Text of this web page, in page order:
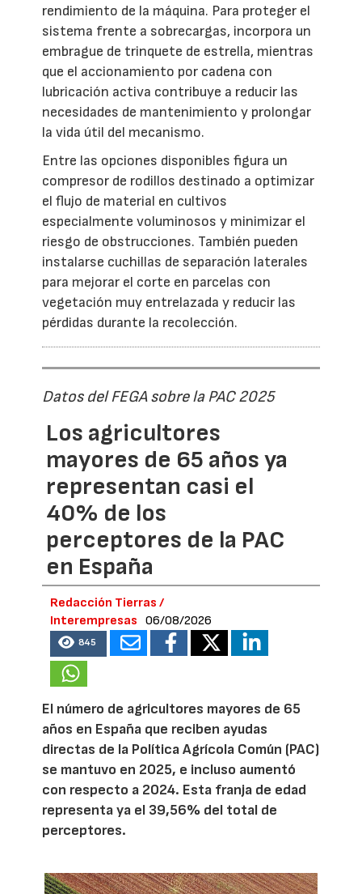
rendimiento de la máquina. Para proteger el
sistema frente a sobrecargas, incorpora un
embrague de trinquete de estrella, mientras
que el accionamiento por cadena con
lubricación activa contribuye a reducir las
necesidades de mantenimiento y prolongar
la vida útil del mecanismo.
Entre las opciones disponibles figura un
compresor de rodillos destinado a optimizar
el flujo de material en cultivos
especialmente voluminosos y minimizar el
riesgo de obstrucciones. También pueden
instalarse cuchillas de separación laterales
para mejorar el corte en parcelas con
vegetación muy entrelazada y reducir las
pérdidas durante la recolección.
Datos del FEGA sobre la PAC 2025
Los agricultores
mayores de 65 años ya
representan casi el
40% de los
perceptores de la PAC
en España
Redacción Tierras /
Interempresas
06/08/2026
845
El número de agricultores mayores de 65
años en España que reciben ayudas
directas de la Política Agrícola Común (PAC)
se mantuvo en 2025, e incluso aumentó
con respecto a 2024. Esta franja de edad
representa ya el 39,56% del total de
perceptores.